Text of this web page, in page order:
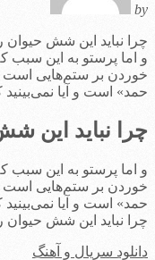
by
چرا نباید این شش
و اما پرستو به این سبب
خوردن بر ستم‌هایی است
حمد» است و آیا نمی‌بینید
چرا نباید این
و اما پرستو به این سبب
خوردن بر ستم‌هایی است
حمد» است و آیا نمی‌بینید
چرا نباید این شش
دانلود سریال و آهنگ